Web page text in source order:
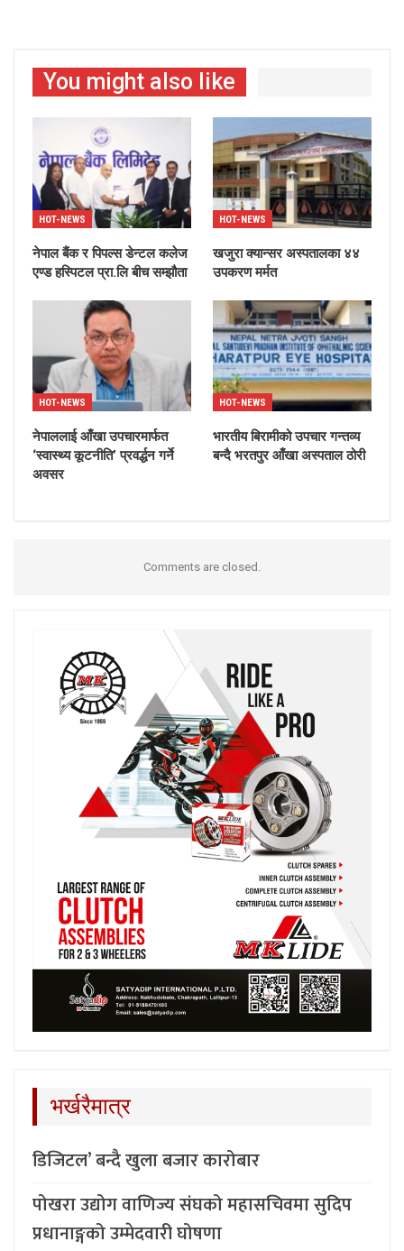
You might also like
HOT-NEWS
नेपाल बैंक र पिपल्स डेन्टल कलेज
एण्ड हस्पिटल प्रा.लि बीच सम्झौता
HOT-NEWS
खजुरा क्यान्सर अस्पतालका ४४
उपकरण मर्मत
HOT-NEWS
नेपाललाई आँखा उपचारमार्फत
‘स्वास्थ्य कूटनीति’ प्रवर्द्धन गर्ने
अवसर
HOT-NEWS
भारतीय बिरामीको उपचार गन्तव्य
बन्दै भरतपुर आँखा अस्पताल ठोरी
Comments are closed.
भर्खरैमात्र
डिजिटल’ बन्दै खुला बजार कारोबार
पोखरा उद्योग वाणिज्य संघको महासचिवमा सुदिप
प्रधानाङ्गको उम्मेदवारी घोषणा